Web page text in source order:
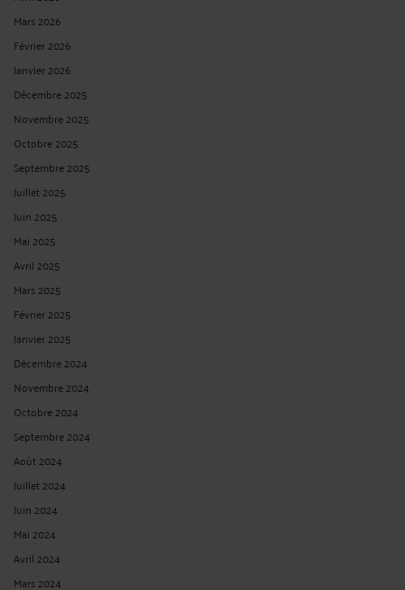
Mars 2026
Février 2026
Janvier 2026
Décembre 2025
Novembre 2025
Octobre 2025
Septembre 2025
Juillet 2025
Juin 2025
Mai 2025
Avril 2025
Mars 2025
Février 2025
Janvier 2025
Décembre 2024
Novembre 2024
Octobre 2024
Septembre 2024
Août 2024
Juillet 2024
Juin 2024
Mai 2024
Avril 2024
Mars 2024